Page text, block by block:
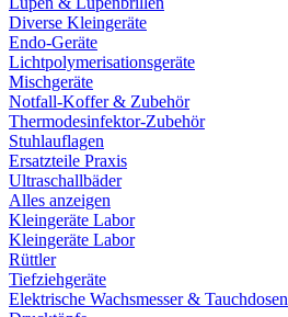
Diverse Kleingeräte
Endo-Geräte
Lichtpolymerisationsgeräte
Mischgeräte
Notfall-Koffer & Zubehör
Thermodesinfektor-Zubehör
Stuhlauflagen
Ersatzteile Praxis
Ultraschallbäder
Alles anzeigen
Kleingeräte Labor
Kleingeräte Labor
Rüttler
Tiefziehgeräte
Elektrische Wachsmesser & Tauchdosen